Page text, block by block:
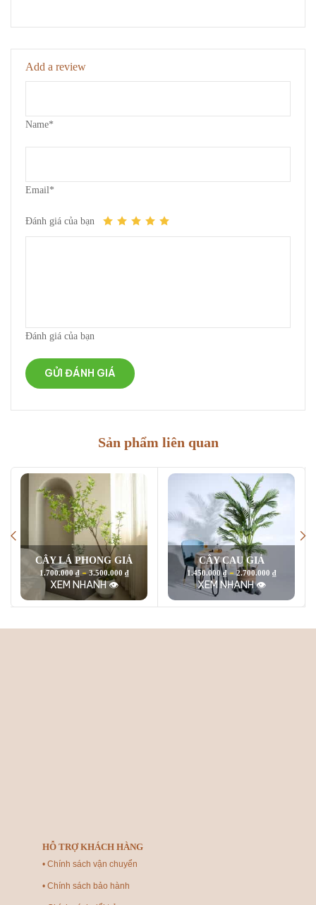
Add a review
Name*
Email*
Đánh giá của bạn
Đánh giá của bạn
Sản phẩm liên quan
CÂY LÁ PHONG GIẢ
1.700.000 ₫–3.500.000 ₫
XEM NHANH 👁
CÂY CAU GIẢ
1.450.000₫– 2.700.000 ₫
XEM NHANH 👁
HỖ TRỢ KHÁCH HÀNG
• Chính sách vận chuyển
• Chính sách bảo hành